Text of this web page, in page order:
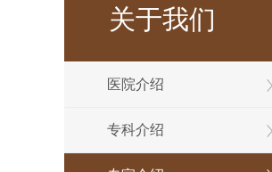
关于我们
医院介绍
专科介绍